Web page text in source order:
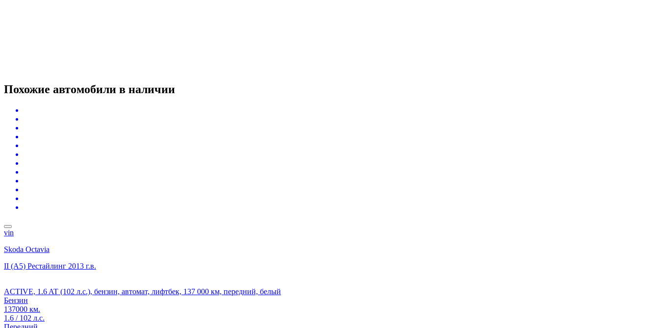
Похожие автомобили в наличии
vin
Skoda Octavia
II (A5) Рестайлинг 2013 г.в.
ACTIVE, 1.6 AT (102 л.с.), бензин, автомат, лифтбек, 137 000 км, передний, белый
Бензин
137000 км.
1.6 / 102 л.с.